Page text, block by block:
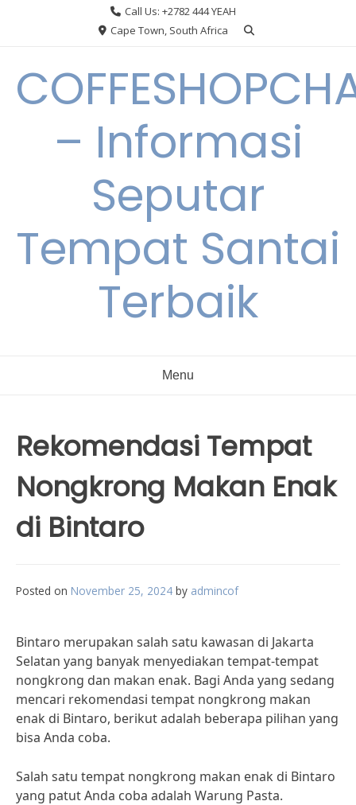
Call Us: +2782 444 YEAH
Cape Town, South Africa
– Informasi
Seputar
Tempat Santai
Terbaik
Menu
Rekomendasi Tempat
Nongkrong Makan Enak
di Bintaro
Posted on November 25, 2024 by admincof
Bintaro merupakan salah satu kawasan di Jakarta
Selatan yang banyak menyediakan tempat-tempat
nongkrong dan makan enak. Bagi Anda yang sedang
mencari rekomendasi tempat nongkrong makan
enak di Bintaro, berikut adalah beberapa pilihan yang
bisa Anda coba.
Salah satu tempat nongkrong makan enak di Bintaro
yang patut Anda coba adalah Warung Pasta.